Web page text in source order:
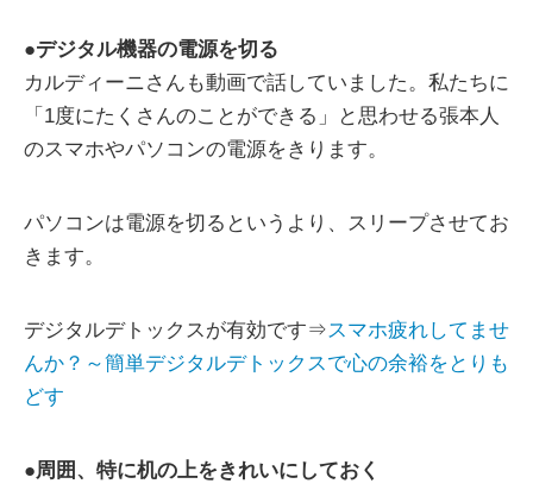
●デジタル機器の電源を切る
カルディーニさんも動画で話していました。私たちに
「1度にたくさんのことができる」と思わせる張本人
のスマホやパソコンの電源をきります。
パソコンは電源を切るというより、スリープさせてお
きます。
デジタルデトックスが有効です⇒スマホ疲れしてませ
んか？～簡単デジタルデトックスで心の余裕をとりも
どす
●周囲、特に机の上をきれいにしておく